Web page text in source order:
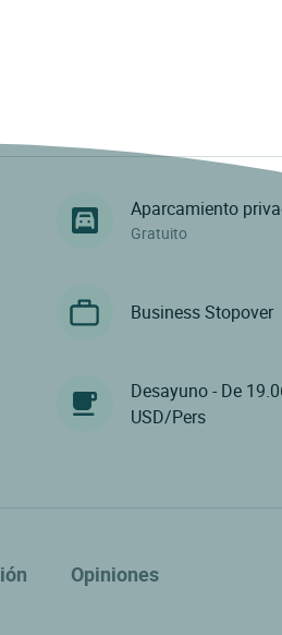
Aparcamiento
Gratuito
Business Stopover
Desayuno - De
USD/Pers
Opiniones